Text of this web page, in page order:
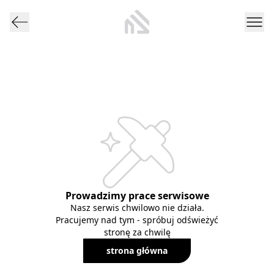
Prowadzimy prace serwisowe
Nasz serwis chwilowo nie działa.
Pracujemy nad tym - spróbuj odświeżyć
stronę za chwilę
strona główna